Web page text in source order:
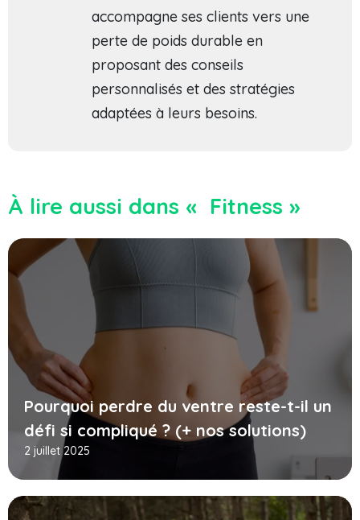
accompagne ses clients vers une
perte de poids durable en
proposant des conseils
personnalisés et des stratégies
adaptées à leurs besoins.
À lire aussi dans « Fitness »
Pourquoi perdre du ventre reste-t-il un
défi si compliqué ? (+ nos solutions)
2 juillet 2025